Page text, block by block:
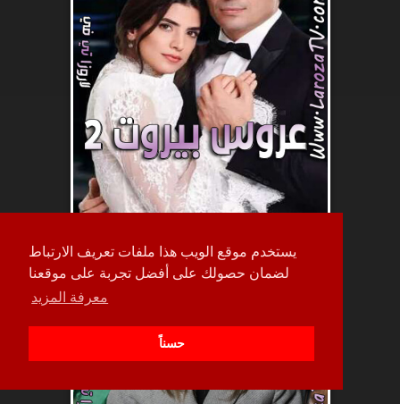
يستخدم موقع الويب هذا ملفات تعريف الارتباط
لضمان حصولك على أفضل تجربة على موقعنا
معرفة المزيد
حسناً
حلقة